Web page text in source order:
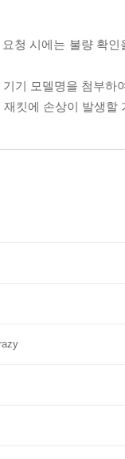
청 시에는 불량 확
기 모델명을 첨부하
킷에 손상이 발생